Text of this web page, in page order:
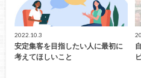
2022.10.3
安定集客を目指したい人に最初に
考えてほしいこと